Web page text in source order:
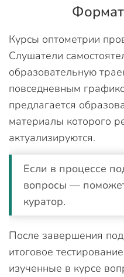
Курсы оптометрии
Слушатели
образовательную
повседневным
предлагается
материалы которого
актуализируются.
Если в процессе
вопросы —
куратор.
После завершения
итоговое
изученные в курсе